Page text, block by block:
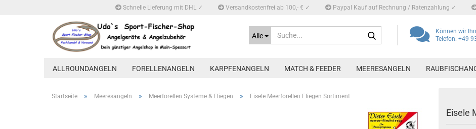
Schnelle Lieferung mit DHL ✓ Versandkostenfrei ab 100,- € ✓ Paypal Kauf auf Rechnung / Ratenzahlung ✓
Alle
Können wir
Telefon: +49
ALLROUNDANGELN FORELLENANGELN KARPFENANGELN MATCH & FEEDER MEERESANGELN
Startseite » Meeresangeln » Meerforellen Systeme & Fliegen » Eisele Meerforellen Fliegen Sortiment
Eisele